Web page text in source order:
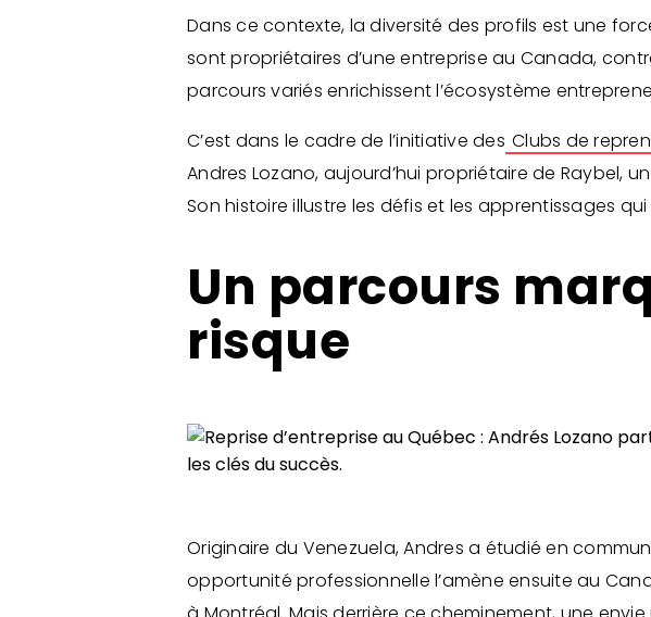
Dans ce contexte, la diversité des profils est une
sont propriétaires d’une entreprise au Canada,
parcours variés enrichissent l’écosystème
C’est dans le cadre de l’initiative des Clubs de
Andres Lozano, aujourd’hui propriétaire de Raybel,
Son histoire illustre les défis et les apprentissages
Un parcours
risque
Originaire du Venezuela, Andres a étudié en
opportunité professionnelle l’amène ensuite au